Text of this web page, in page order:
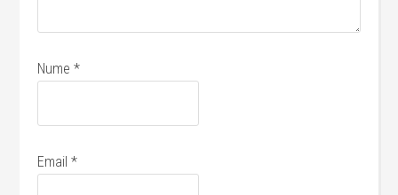
Nume*
Email*